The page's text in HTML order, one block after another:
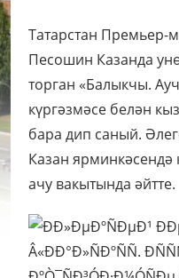
Татарстан Премьер-
Песошин Казанда
торган «Балыкчы.
күргәзмәсе белән
бара дип саный.
Казан ярминкәсендә
ачу вакытында әйтте.